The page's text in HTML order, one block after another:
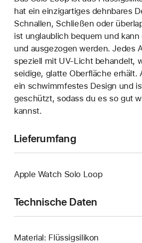
hat ein einzigartiges dehn­bares
Schnallen, Schließen oder
ist unglaublich bequem und kann
und ausgezogen werden. Jedes
speziell mit UV-Licht behandelt,
seidige, glatte Oberfläche erhält.
ein schwimmfestes Design und
geschützt, sodass du es so gut
kannst.
Lieferumfang
Apple Watch Solo Loop
Technische Daten
Material: Flüssigsilikon